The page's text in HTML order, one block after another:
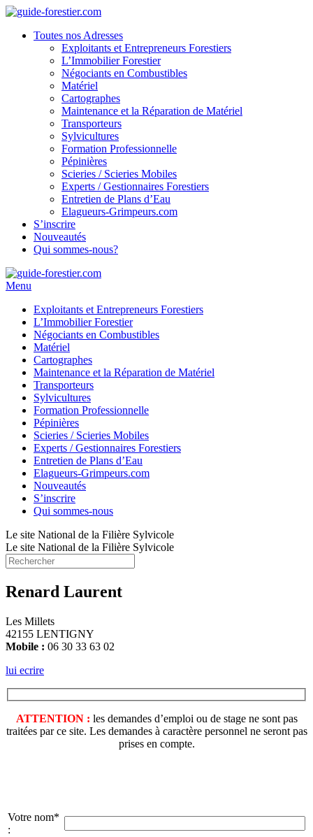
Toutes nos Adresses
Exploitants et Entrepreneurs Forestiers
L’Immobilier Forestier
Négociants en Combustibles
Matériel
Cartographes
Maintenance et la Réparation de Matériel
Transporteurs
Sylvicultures
Formation Professionnelle
Pépinières
Scieries / Scieries Mobiles
Experts / Gestionnaires Forestiers
Entretien de Plans d’Eau
Elagueurs-Grimpeurs.com
S’inscrire
Nouveautés
Qui sommes-nous?
Menu
Exploitants et Entrepreneurs Forestiers
L’Immobilier Forestier
Négociants en Combustibles
Matériel
Cartographes
Maintenance et la Réparation de Matériel
Transporteurs
Sylvicultures
Formation Professionnelle
Pépinières
Scieries / Scieries Mobiles
Experts / Gestionnaires Forestiers
Entretien de Plans d’Eau
Elagueurs-Grimpeurs.com
Nouveautés
S’inscrire
Qui sommes-nous
Le site National de la Filière Sylvicole
Le site National de la Filière Sylvicole
Renard Laurent
Les Millets
42155 LENTIGNY
Mobile : 06 30 33 63 02
lui ecrire
ATTENTION : les demandes d’emploi ou de stage ne sont pas
traitées par ce site. Les demandes à caractère personnel ne seront pas
prises en compte.
Votre nom*
: